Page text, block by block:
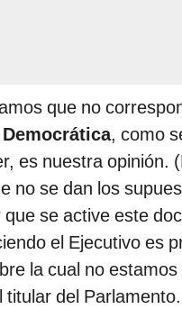
que no
, como
es nuestra opinión.
no se dan los
se active este
el Ejecutivo es
la cual no estamos
titular del Parlamento.